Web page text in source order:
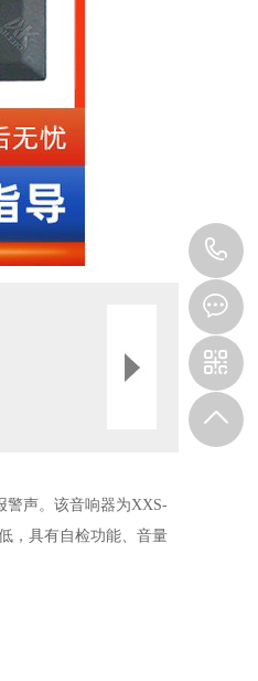
警声。该音响器为XXS-
，具有自检功能、音量